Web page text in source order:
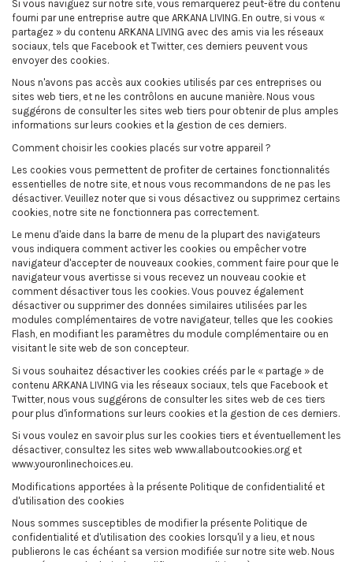
Si vous naviguez sur notre site, vous remarquerez peut-être du contenu
fourni par une entreprise autre que ARKANA LIVING. En outre, si vous «
partagez » du contenu ARKANA LIVING avec des amis via les réseaux
sociaux, tels que Facebook et Twitter, ces derniers peuvent vous
envoyer des cookies.
Nous n'avons pas accès aux cookies utilisés par ces entreprises ou
sites web tiers, et ne les contrôlons en aucune manière. Nous vous
suggérons de consulter les sites web tiers pour obtenir de plus amples
informations sur leurs cookies et la gestion de ces derniers.
Comment choisir les cookies placés sur votre appareil ?
Les cookies vous permettent de profiter de certaines fonctionnalités
essentielles de notre site, et nous vous recommandons de ne pas les
désactiver. Veuillez noter que si vous désactivez ou supprimez certains
cookies, notre site ne fonctionnera pas correctement.
Le menu d'aide dans la barre de menu de la plupart des navigateurs
vous indiquera comment activer les cookies ou empêcher votre
navigateur d'accepter de nouveaux cookies, comment faire pour que le
navigateur vous avertisse si vous recevez un nouveau cookie et
comment désactiver tous les cookies. Vous pouvez également
désactiver ou supprimer des données similaires utilisées par les
modules complémentaires de votre navigateur, telles que les cookies
Flash, en modifiant les paramètres du module complémentaire ou en
visitant le site web de son concepteur.
Si vous souhaitez désactiver les cookies créés par le « partage » de
contenu ARKANA LIVING via les réseaux sociaux, tels que Facebook et
Twitter, nous vous suggérons de consulter les sites web de ces tiers
pour plus d'informations sur leurs cookies et la gestion de ces derniers.
Si vous voulez en savoir plus sur les cookies tiers et éventuellement les
désactiver, consultez les sites web www.allaboutcookies.org et
www.youronlinechoices.eu.
Modifications apportées à la présente Politique de confidentialité et
d'utilisation des cookies
Nous sommes susceptibles de modifier la présente Politique de
confidentialité et d'utilisation des cookies lorsqu'il y a lieu, et nous
publierons le cas échéant sa version modifiée sur notre site web. Nous